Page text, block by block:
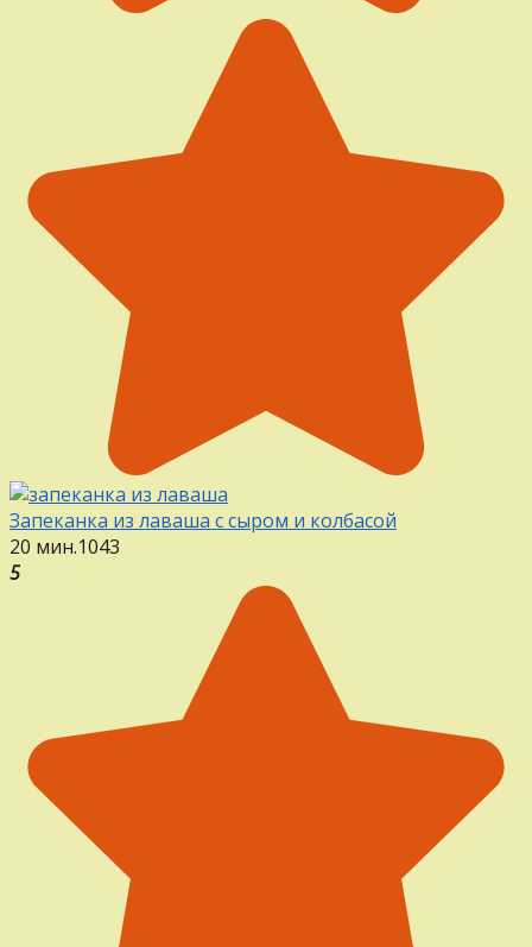
Запеканка из лаваша с сыром и колбасой
20 мин.1043
5